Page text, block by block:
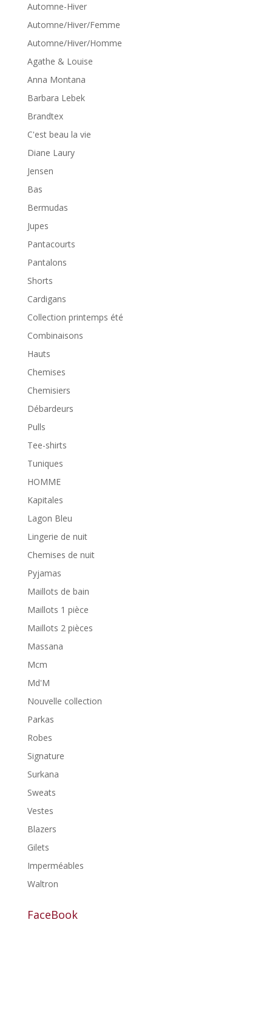
Automne-Hiver
Automne/Hiver/Femme
Automne/Hiver/Homme
Agathe & Louise
Anna Montana
Barbara Lebek
Brandtex
C'est beau la vie
Diane Laury
Jensen
Bas
Bermudas
Jupes
Pantacourts
Pantalons
Shorts
Cardigans
Collection printemps été
Combinaisons
Hauts
Chemises
Chemisiers
Débardeurs
Pulls
Tee-shirts
Tuniques
HOMME
Kapitales
Lagon Bleu
Lingerie de nuit
Chemises de nuit
Pyjamas
Maillots de bain
Maillots 1 pièce
Maillots 2 pièces
Massana
Mcm
Md'M
Nouvelle collection
Parkas
Robes
Signature
Surkana
Sweats
Vestes
Blazers
Gilets
Imperméables
Waltron
FaceBook